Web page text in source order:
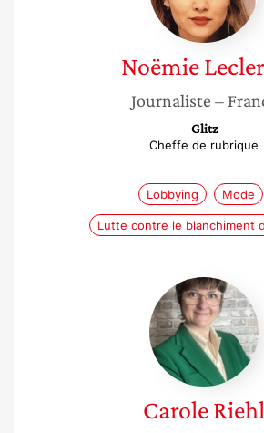
Noëmie
Journaliste –
Glitz
Cheffe de rubrique
Lobbying Mode
Lutte contre le blanchiment
Carole
Riehl
CaroleRiehl